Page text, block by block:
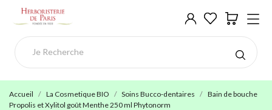
Accueil La Cosmetique BIO Soins Bucco-dentaires
Bain de bouche
Propolis et Xylitol goût Menthe 250 ml Phytonorm